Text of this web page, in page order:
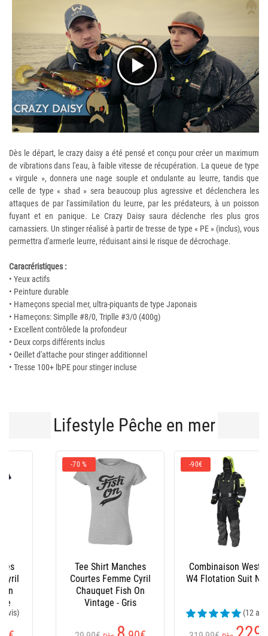
Dès le départ, le crazy daisy a été pensé et conçu pour créer un maximum
de vibrations dans l'eau, à faible vitesse de récupération. La queue de type
« virgule », donnera une nage souple et ondulante au leurre, tandis que
celle de type « shad » sera beaucoup plus agressive et déclenchera les
attaques de par l'assimilation du leurre, par les prédateurs, à un poisson
fuyant et en panique. Le Crazy Daisy saura déclenche rles plus gros
carnassiers. Un stinger réalisé à partir de tresse de type « PE » (inclus), vous
permettra d'armerle leurre, réduisant ainsi le risque de décrochage.
Caracréristiques :
• Yeux actifs
• Peinture durable
• Hameçons special mer, ultra-piquants de type Japonais
• Hameçons: Simplle #8/0, Triplle #3/0 (400g)
• Excellent contrôlede la profondeur
• Deux corps différents inclus
• Oeillet d'attache pour stinger additionnel
• Tresse 100+ lbPE pour stinger incluse
Lifestyle Pêche en mer
Combinaison Westin
W4 Flotation Suit Noir
Combinaison Westin
W6 Flotation Suit -
(1 avis)